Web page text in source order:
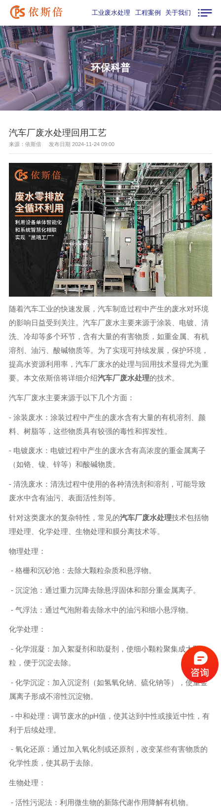
工业废水处理 工程案例 关于我们
环保科普
汽车厂废水处理回用工艺
来源：依斯倍 发布日期 2024-11-24 09:00
随着汽车工业的快速发展，汽车制造过程中产生的废水对环境
的影响日益受到关注。汽车厂废水主要来源于涂装、电镀、清
洗、冷却等多个环节，含有大量的有害物质，如重金属、有机
溶剂、油污、酸碱物质等。为了实现可持续发展，保护环境，
提高水资源利用率，汽车厂废水的处理与回用技术显得尤为重
要。本文依斯倍将详细介绍汽车厂废水处理的技术。
汽车厂废水主要来源于以下几个方面：
- 涂装废水：涂装过程中产生的废水含有大量的有机溶剂、颜
料、树脂等，这些物质具有较强的毒性和挥发性。
- 电镀废水：电镀过程中产生的废水含有高浓度的重金属离子
（如铬、镍、锌等）和酸碱物质。
- 清洗废水：清洗过程中使用的各种清洗剂和溶剂，可能导致
废水中含有油污、表面活性剂等。
针对这类废水的复杂特性，常见的汽车厂废水处理技术包括物
理处理、化学处理、生物处理和膜分离技术等。
物理处理：
- 格栅和沉砂池：去除大颗粒杂质和悬浮物。
- 沉淀池：通过重力沉降去除悬浮固体和部分重金属离子。
- 气浮法：通过气泡附着去除水中的油污和细小悬浮物。
化学处理：
- 化学混凝：加入絮凝剂和助凝剂，使细小颗粒聚集成大颗
粒，便于沉淀去除。
- 化学沉淀：加入沉淀剂（如氢氧化钠、硫化钠等），使重金
属离子形成不溶性沉淀物。
- 中和处理：调节废水的pH值，使其达到中性或接近中性，有
利于后续处理。
- 氧化还原：通过加入氧化剂或还原剂，改变某些有害物质的
化学性质，使其易于去除。
生物处理：
- 活性污泥法：利用微生物的新陈代谢作用降解有机物。